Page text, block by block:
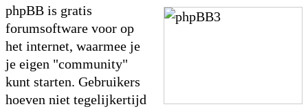
phpBB is gratis
forumsoftware voor op
het internet, waarmee je
je eigen "community"
kunt starten. Gebruikers
hoeven niet tegelijkertijd